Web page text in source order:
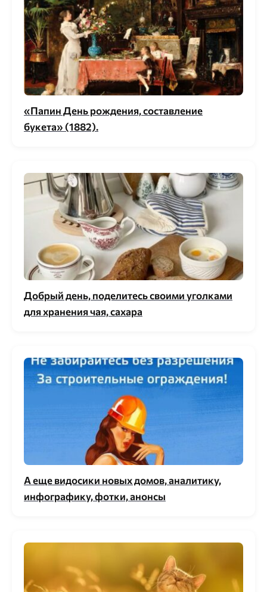
«Папин День рождения, составление
букета» (1882).
Добрый день, поделитесь своими уголками
для хранения чая, сахара
А еще видосики новых домов, аналитику,
инфографику, фотки, анонсы